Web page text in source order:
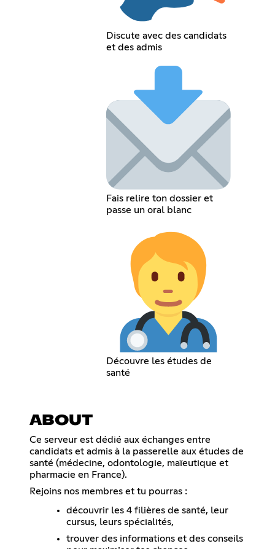
Discute avec des candidats
et des admis
Fais relire ton dossier et
passe un oral blanc
Découvre les études de
santé
ABOUT
Ce serveur est dédié aux échanges entre
candidats et admis à la passerelle aux études de
santé (médecine, odontologie, maïeutique et
pharmacie en France).
Rejoins nos membres et tu pourras :
découvrir les 4 filières de santé, leur
cursus, leurs spécialités,
trouver des informations et des conseils